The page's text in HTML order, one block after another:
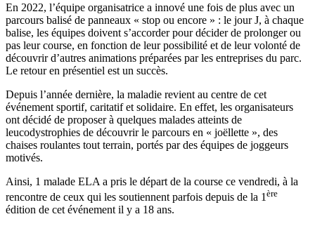
En 2022, l’équipe organisatrice a innové une fois de plus avec un
parcours balisé de panneaux « stop ou encore » : le jour J, à chaque
balise, les équipes doivent s’accorder pour décider de prolonger ou
pas leur course, en fonction de leur possibilité et de leur volonté de
découvrir d’autres animations préparées par les entreprises du parc.
Le retour en présentiel est un succès.
Depuis l’année dernière, la maladie revient au centre de cet
événement sportif, caritatif et solidaire. En effet, les organisateurs
ont décidé de proposer à quelques malades atteints de
leucodystrophies de découvrir le parcours en « joëllette », des
chaises roulantes tout terrain, portés par des équipes de joggeurs
motivés.
Ainsi, 1 malade ELA a pris le départ de la course ce vendredi, à la
rencontre de ceux qui les soutiennent parfois depuis de la 1 ère
édition de cet événement il y a 18 ans.